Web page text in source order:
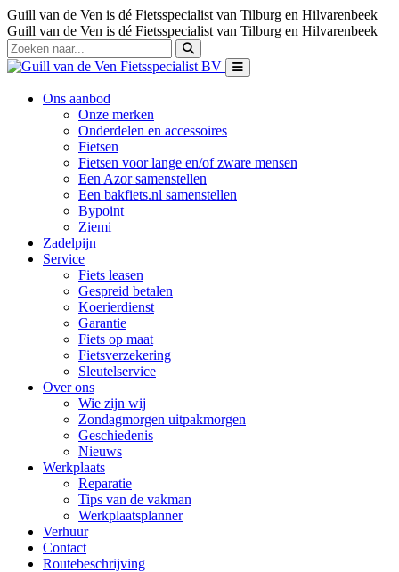
Guill van de Ven is dé Fietsspecialist van Tilburg en Hilvarenbeek
Guill van de Ven is dé Fietsspecialist van Tilburg en Hilvarenbeek
Ons aanbod
Onze merken
Onderdelen en accessoires
Fietsen
Fietsen voor lange en/of zware mensen
Een Azor samenstellen
Een bakfiets.nl samenstellen
Bypoint
Ziemi
Zadelpijn
Service
Fiets leasen
Gespreid betalen
Koerierdienst
Garantie
Fiets op maat
Fietsverzekering
Sleutelservice
Over ons
Wie zijn wij
Zondagmorgen uitpakmorgen
Geschiedenis
Nieuws
Werkplaats
Reparatie
Tips van de vakman
Werkplaatsplanner
Verhuur
Contact
Routebeschrijving